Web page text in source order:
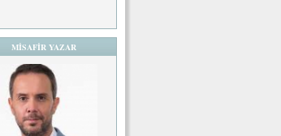
MİSAFİR YAZAR